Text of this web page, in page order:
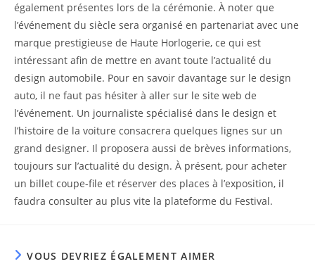
également présentes lors de la cérémonie. À noter que
l’événement du siècle sera organisé en partenariat avec une
marque prestigieuse de Haute Horlogerie, ce qui est
intéressant afin de mettre en avant toute l’actualité du
design automobile. Pour en savoir davantage sur le design
auto, il ne faut pas hésiter à aller sur le site web de
l’événement. Un journaliste spécialisé dans le design et
l’histoire de la voiture consacrera quelques lignes sur un
grand designer. Il proposera aussi de brèves informations,
toujours sur l’actualité du design. À présent, pour acheter
un billet coupe-file et réserver des places à l’exposition, il
faudra consulter au plus vite la plateforme du Festival.
VOUS DEVRIEZ ÉGALEMENT AIMER